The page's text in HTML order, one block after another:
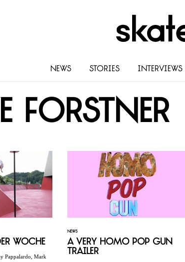
News Stories Interviews
Forstner
Woche
Pappalardo, Mark
NEWS
A Very Homo Pop Gun
Trailer